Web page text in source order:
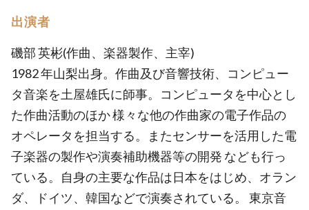
出演者
磯部 英彬(作曲、楽器製作、主宰)
1982 年山梨出身。作曲及び音響技術、コンピュー
タ音楽を土屋雄氏に師事。コンピュータを中心とし
た作曲活動のほか 様々な他の作曲家の電子作品の
オペレータを担当する。またセンサーを活用した電
子楽器の製作や演奏補助機器等の開発 なども行っ
ている。自身の主要な作品は日本をはじめ、オラン
ダ、ドイツ、韓国などで演奏されている。 東京音